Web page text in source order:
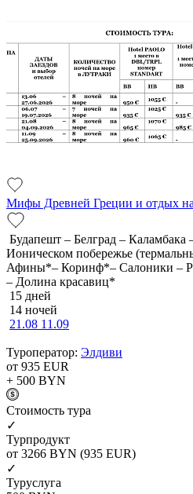
Мифы Древней Греции и отдых
Будапешт – Белград –
Ионическом побережье
Афины*– Коринф*– Салоники –
– Долина красавиц*
15 дней
14 ночей
21.08 11.09
Туроператор: Элдиви
от 935 EUR
+ 500 BYN
Cтоимость тура
✓
Турпродукт
от 3266 BYN (935 EUR)
✓
Туруслуга